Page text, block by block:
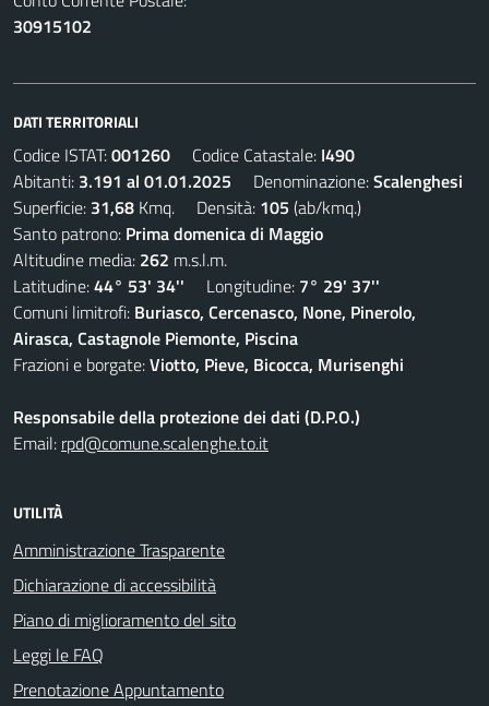
30915102
DATI TERRITORIALI
Codice ISTAT:001260 Codice Catastale: I490
Abitanti: 3.191 al 01.01.2025 Denominazione:Scalenghesi
Superficie: 31,68 Kmq. Densità: 105 (ab/kmq.)
Santo patrono: Prima domenica di Maggio
Altitudine media: 262 m.s.l.m.
Latitudine:44° 53' 34'' Longitudine: 7° 29' 37''
Comuni limitrofi: Buriasco, Cercenasco, None, Pinerolo,
Airasca, Castagnole Piemonte, Piscina
Frazioni e borgate:Viotto, Pieve, Bicocca, Murisenghi
Responsabile della protezione dei dati (D.P.O.)
Email: rpd@comune.scalenghe.to.it
UTILITÀ
Amministrazione Trasparente
Dichiarazione di accessibilità
Piano di miglioramento del sito
Leggi le FAQ
Prenotazione Appuntamento